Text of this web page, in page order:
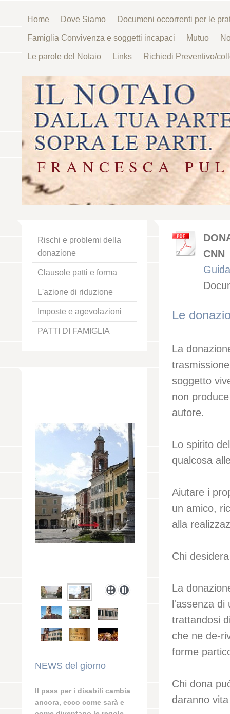
Home Dove Siamo Documeni occorrenti per le
Famiglia Convivenza e soggetti incapaci Mutuo
Le parole del Notaio Links Richiedi Preventivo/
F R A N C E S C A P U L
CNN
Le
La
soggetto
non
autore.
Lo spirito
qualcosa
Aiutare i
un amico,
alla
Chi
La
l'assenza
trattandosi
che ne de-
forme
Chi dona
daranno
Rischi e problemi della
donazione
Clausole patti e forma
L'azione di riduzione
Imposte e agevolazioni
PATTI DI FAMIGLIA
NEWS del giorno
Il pass per i disabili cambia
ancora, ecco come sarà e